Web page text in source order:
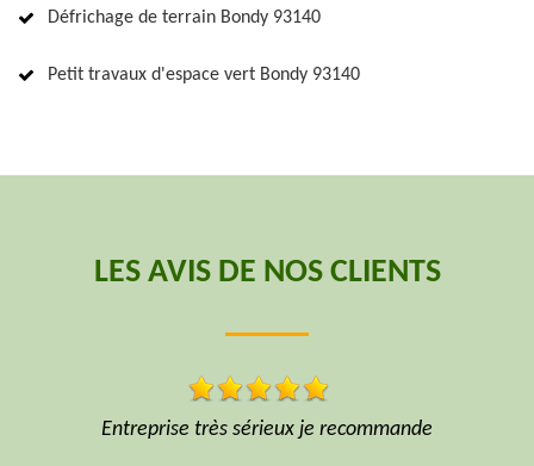
Défrichage de terrain Bondy 93140
Petit travaux d'espace vert Bondy 93140
LES AVIS DE NOS CLIENTS
Avec assurance AXA